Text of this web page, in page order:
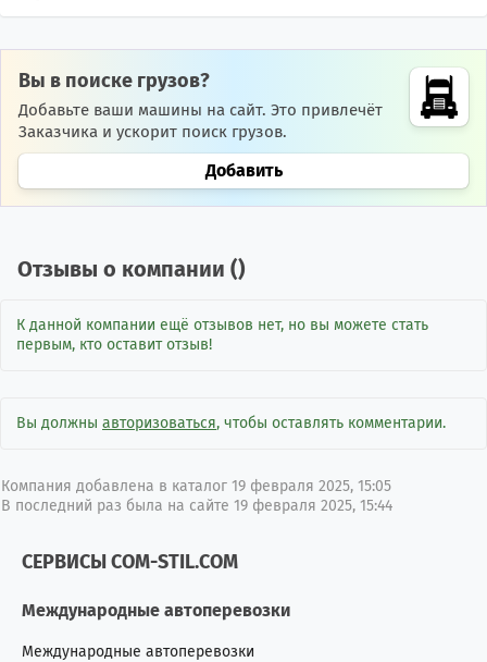
Вы в поиске грузов?
Добавьте ваши машины на сайт. Это привлечёт
Заказчика и ускорит поиск грузов.
Добавить
Отзывы о компании ()
К данной компании ещё отзывов нет, но вы можете стать
первым, кто оставит отзыв!
Вы должны авторизоваться, чтобы оставлять комментарии.
Компания добавлена в каталог 19 февраля 2025, 15:05
В последний раз была на сайте 19 февраля 2025, 15:44
СЕРВИСЫ COM-STIL.COM
Международные автоперевозки
Международные автоперевозки